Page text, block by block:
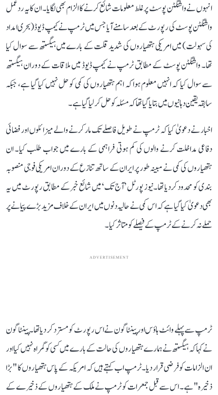
انہوں نے واشنگٹن پوسٹ پر غلط معلومات شائع کرنے کا الزام بھی لگایا۔ ان کا یہ ردعمل
واشنگٹن پوسٹ کی رپورٹ کے بعد سامنے آیا جس میں ٹرمپ نے کیمپ ڈیوڈ (بحری امداد
کی سہولت) میں امریکی ہتھیاروں کی شدید قلت کے بارے میں ہیگستھ سے سوال کیا
تھا۔ واشنگٹن پوسٹ کے مطابق ٹرمپ نے کیمپ ڈیوڈ میں ملاقات کے دوران ہیگستھ
سے سوال کیا کہ انہیں معلوم ہوا کہ اہم ہتھیاروں کی کمی کو حل نہیں کیا گیا ہے، جبکہ
سابقہ ​​یقین دہانیوں میں بتا یا گیا تھا کہ مسئلہ کو حل کر لیا گیا ہے۔
اخبار نے دعویٰ کیا کہ ٹرمپ نے طویل فاصلے تک مار کرنے والے میزائلوں اور فضائی
دفاعی مداخلت کرنے والوں کی کم ہوتی فراہمی کے بارے میں جواب طلب کیا۔ ان
ہتھیاروں کی کمی نے مبینہ طور پر ایران کے ساتھ تنازع کے دوران امریکی فوجی منصوبہ
بندی کو محدود کر دیا تھا۔نیوز پورٹل ’آج تک‘ میں شائع خبر کے مطابق رپورٹ میں یہ
بھی دعویٰ کیا گیا ہے کہ اس کمی نے حالیہ دنوں میں ایران کے خلاف مزید بڑے پیمانے پر
حملے نہ کرنے کے ٹرمپ کے فیصلے کو متاثر کیا۔
ADVERTISEMENT
ٹرمپ سے پہلے وائٹ ہاؤس اور پینٹاگون نے اس رپورٹ کو مسترد کر دیا تھا۔ پینٹاگون
نے کہا کہ ہیگستھ نے ہمارے ہتھیاروں کی حالت کے بارے میں کسی کو گمراہ نہیں کیا اور
ان الزامات کو فرضی قرار دیا۔ٹرمپ اب کہتے ہیں کہ امریکہ کے پاس ہتھیاروں کا "بڑا
ذخیرہ" ہے۔ اس سے قبل جمعرات کو ٹرمپ نے ملک کے ہتھیاروں کے ذخیرے کے